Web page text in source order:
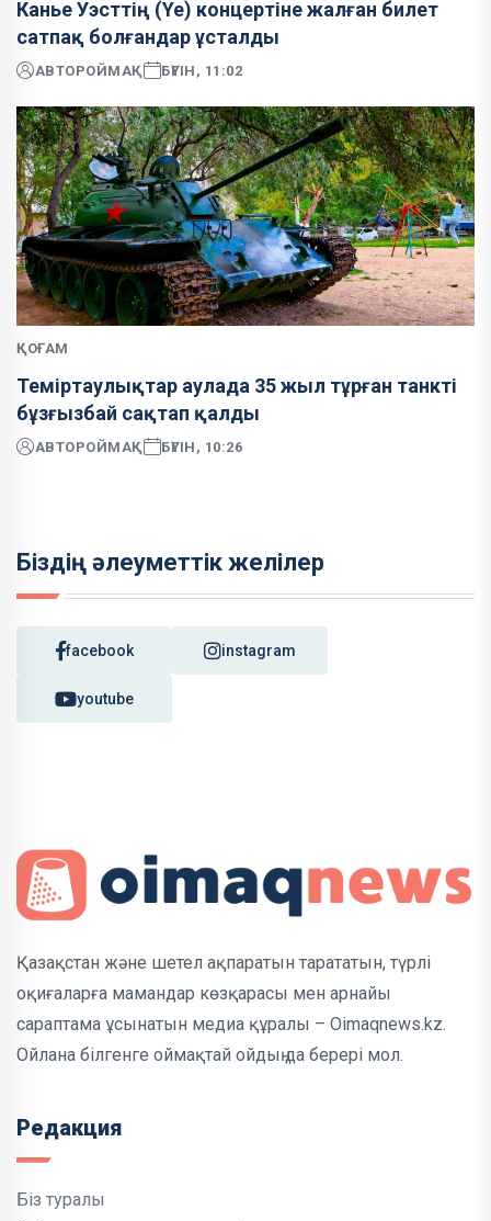
Канье Уэсттің (Ye) концертіне жалған билет
сатпақ болғандар ұсталды
АВТОРОЙМАҚ БҮГІН, 11:02
ҚОҒАМ
Теміртаулықтар аулада 35 жыл тұрған танкті
бұзғызбай сақтап қалды
АВТОРОЙМАҚ БҮГІН, 10:26
Біздің әлеуметтік желілер
facebook instagram
youtube
Қазақстан және шетел ақпаратын тарататын, түрлі
оқиғаларға мамандар көзқарасы мен арнайы
сараптама ұсынатын медиа құралы – Oimaqnews.kz.
Ойлана білгенге оймақтай ойдың да берері мол.
Редакция
Біз туралы